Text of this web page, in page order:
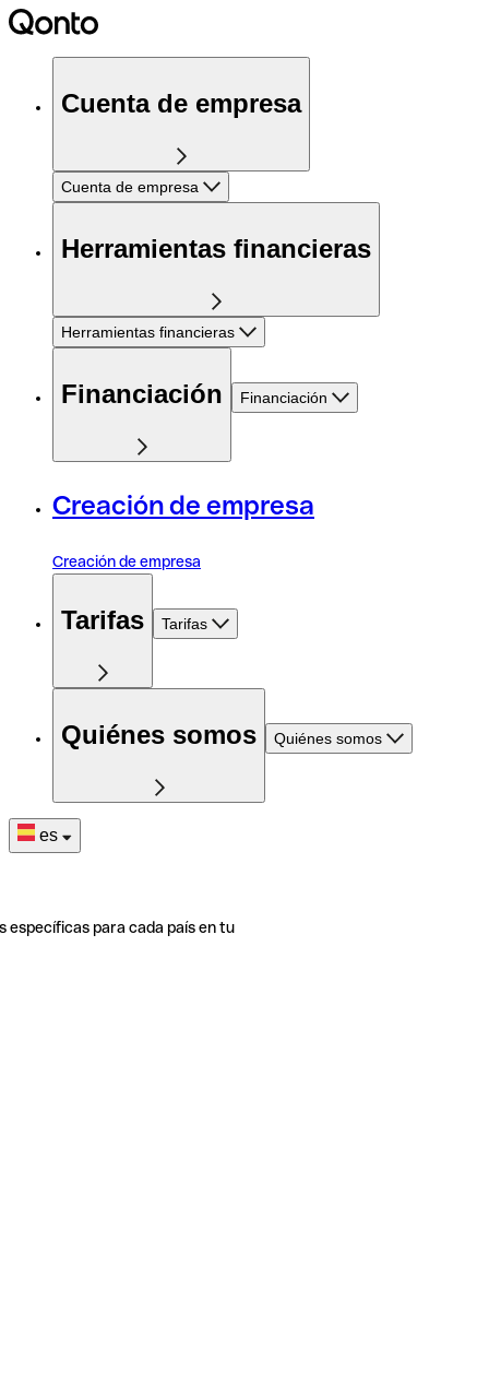
Cuenta de empresa
Cuenta de empresa
Herramientas financieras
Herramientas financieras
Financiación Financiación
Creación de empresa
Creación de empresa
Tarifas Tarifas
Quiénes somos Quiénes somos
es
específicas para cada país en tu